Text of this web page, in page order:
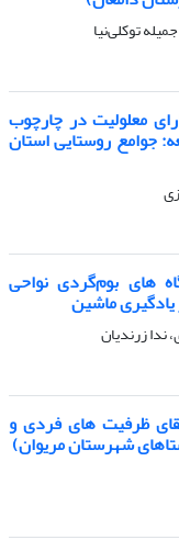
توکلی‌نیا
معلولیت در چارچوب
جوامع روستایی استان
های بوم‌گردی نواحی
ماشین
ندا زرندیان
ظرفیت های فردی و
شهرستان مریوان)